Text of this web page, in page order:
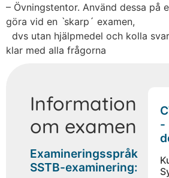
– Övningstentor. Använd dessa på
göra vid en ˋskarp´ examen,
dvs utan hjälpmedel och kolla
klar med alla frågorna
Information
om examen
Examineringsspråk
SSTB-examinering:
-